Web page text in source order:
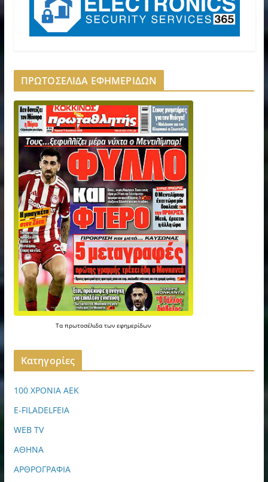
ΠΡΩΤΟΣΕΛΙΔΑ ΕΦΗΜΕΡΙΔΩΝ
Ταπρωτοσέλιδατωνεφημερίδων
Kατηγορίες
100 ΧΡΟΝΙΑ ΑΕΚ
E-FILADELFEIA
WEB TV
ΑΘΗΝΑ
ΑΡΘΡΟΓΡΑΦΙΑ